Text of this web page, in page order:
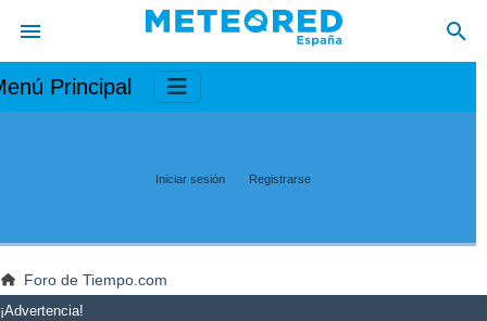
Principal
Iniciar sesión Registrarse
Foro de Tiempo.com
¡Advertencia!